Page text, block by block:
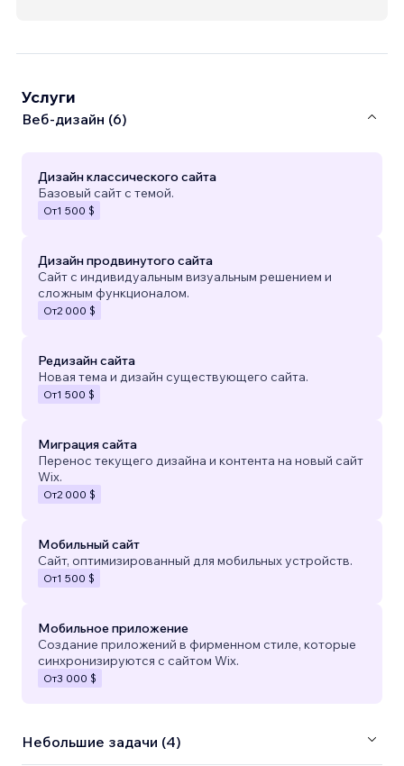
Услуги
Веб-дизайн (6)
Дизайн классического сайта
Базовый сайт с темой.
От1 500 $
Дизайн продвинутого сайта
Сайт с индивидуальным визуальным решением и
сложным функционалом.
От2 000 $
Редизайн сайта
Новая тема и дизайн существующего сайта.
От1 500 $
Миграция сайта
Перенос текущего дизайна и контента на новый сайт
Wix.
От2 000 $
Мобильный сайт
Сайт, оптимизированный для мобильных устройств.
От1 500 $
Мобильное приложение
Создание приложений в фирменном стиле, которые
синхронизируются с сайтом Wix.
От3 000 $
Небольшие задачи (4)